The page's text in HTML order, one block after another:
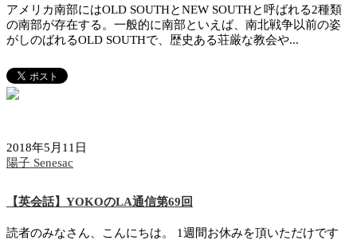
アメリカ南部にはOLD SOUTHとNEW SOUTHと呼ばれる2種類
の南部が存在する。一般的に南部といえば、南北戦争以前の姿
がしのばれるOLD SOUTHで、歴史ある荘厳な教会や...
2018年5月11日
陽子 Senesac
【英会話】YOKOのLA通信第69回
読者のみなさん、こんにちは。 1週間お休みを頂いただけです